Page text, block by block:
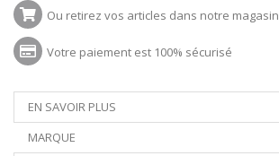
Ou retirez vos articles dans notre magasin
Votre paiement est 100% sécurisé
EN SAVOIR PLUS
MARQUE